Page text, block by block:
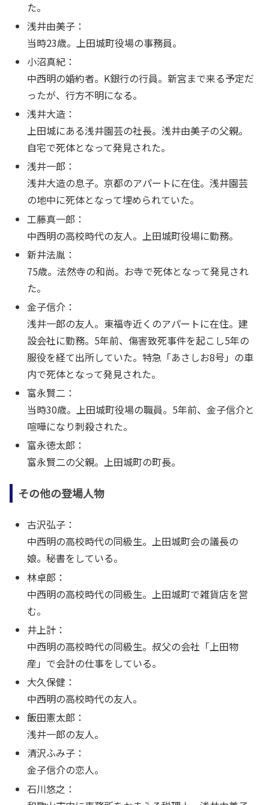
た。
浅井由美子：
当時23歳。上田城町役場の事務員。
小沼真紀：
中西明の婚約者。K銀行の行員。新宮まで来る予定だ
ったが、行方不明になる。
浅井大造：
上田城にある浅井園芸の社長。浅井由美子の父親。
自宅で死体となって発見された。
浅井一郎：
浅井大造の息子。京都のアパートに在住。浅井園芸
の地中に死体となって埋められていた。
工藤真一郎：
中西明の高校時代の友人。上田城町役場に勤務。
新井法胤：
75歳。法然寺の和尚。お寺で死体となって発見され
た。
金子信介：
浅井一郎の友人。東福寺近くのアパートに在住。建
設会社に勤務。5年前、傷害致死事件を起こし5年の
服役を経て出所していた。特急「あさしお8号」の車
内で死体となって発見された。
富永賢二：
当時30歳。上田城町役場の職員。5年前、金子信介と
喧嘩になり刺殺された。
富永徳太郎：
富永賢二の父親。上田城町の町長。
その他の登場人物
古沢弘子：
中西明の高校時代の同級生。上田城町会の議長の
娘。秘書をしている。
林卓郎：
中西明の高校時代の同級生。上田城町で雑貨店を営
む。
井上計：
中西明の高校時代の同級生。叔父の会社「上田物
産」で会計の仕事をしている。
大久保健：
中西明の高校時代の友人。
飯田憲太郎：
浅井一郎の友人。
清沢ふみ子：
金子信介の恋人。
石川悠之：